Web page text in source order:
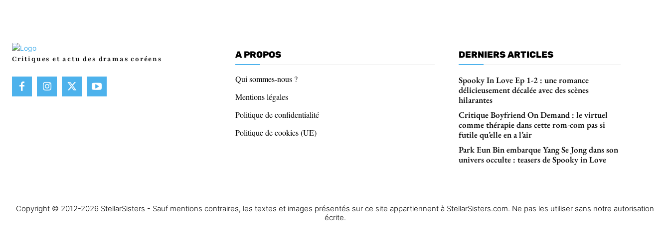
Critiques et actu des dramas coréens A PROPOS
Qui sommes-nous ?
Mentions légales
Politique de confidentialité
Politique de cookies (UE)
DERNIERS ARTICLES
Spooky In Love Ep 1-2 : une romance
délicieusement décalée avec des scènes
hilarantes
Critique Boyfriend On Demand : le virtuel
comme thérapie dans cette rom-com pas si
futile qu’elle en a l’air
Park Eun Bin embarque Yang Se Jong dans son
univers occulte : teasers de Spooky in Love
Copyright © 2012-2026 StellarSisters - Sauf mentions contraires, les textes et images présentés sur ce site appartiennent à StellarSisters.com. Ne pas les utiliser sans notre autorisation
écrite.